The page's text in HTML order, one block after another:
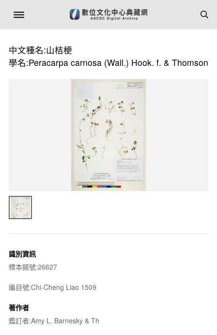
中文種名:山桔梗
學名:Peracarpa carnosa (Wall.) Hook. f. & Thomson
識別資訊
標本館號:26627
編目號:Chi-Cheng Liao 1509
著作者
鑑訂者:Amy L. Barnesky & Th